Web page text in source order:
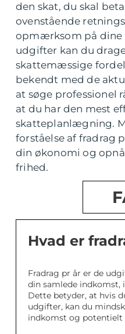
den skat, du skal
ovenstående
opmærksom på dine
udgifter kan du
skattemæssige
bekendt med de
at søge professionel
at du har den mest
skatteplanlægning.
forståelse af fradrag
din økonomi og
frihed.
Hvad er
Fradrag pr år er de
din samlede indkomst,
Dette betyder, at hvis
udgifter, kan du
indkomst og potentielt